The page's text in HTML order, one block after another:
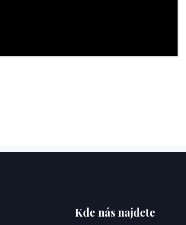
Kde nás najdete